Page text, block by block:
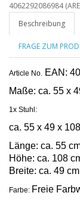
4062292086984
Beschreibung
FRAGE ZUM
Article No. EAN:
Maße: ca. 55 x
1x Stuhl:
ca. 55 x 49 x
Länge: ca. 55
Höhe: ca. 108
Breite: ca. 49 cm
Farbe: Freie